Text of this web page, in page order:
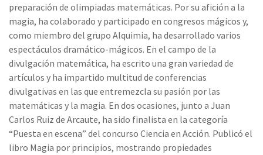
preparación de olimpiadas matemáticas. Por su afición a la
magia, ha colaborado y participado en congresos mágicos y,
como miembro del grupo Alquimia, ha desarrollado varios
espectáculos dramático-mágicos. En el campo de la
divulgación matemática, ha escrito una gran variedad de
artículos y ha impartido multitud de conferencias
divulgativas en las que entremezcla su pasión por las
matemáticas y la magia. En dos ocasiones, junto a Juan
Carlos Ruiz de Arcaute, ha sido finalista en la categoría
“Puesta en escena” del concurso Ciencia en Acción. Publicó el
libro Magia por principios, mostrando propiedades